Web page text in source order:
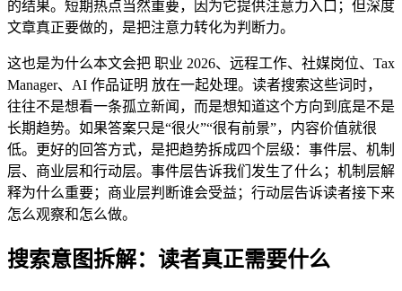
的结果。短期热点当然重要，因为它提供注意力入口；但深度
文章真正要做的，是把注意力转化为判断力。
这也是为什么本文会把 职业 2026、远程工作、社媒岗位、Tax
Manager、AI 作品证明 放在一起处理。读者搜索这些词时，
往往不是想看一条孤立新闻，而是想知道这个方向到底是不是
长期趋势。如果答案只是“很火”“很有前景”，内容价值就很
低。更好的回答方式，是把趋势拆成四个层级：事件层、机制
层、商业层和行动层。事件层告诉我们发生了什么；机制层解
释为什么重要；商业层判断谁会受益；行动层告诉读者接下来
怎么观察和怎么做。
搜索意图拆解：读者真正需要什么